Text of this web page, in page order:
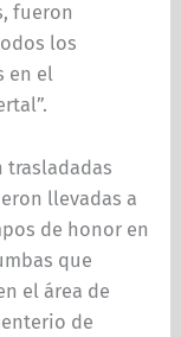
fueron
los
en el
trasladadas
llevadas a
de honor en
que
el área de
de